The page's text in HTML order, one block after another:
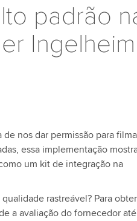
padrão
Ingelheim
nos dar permissão para
essa implementação
um kit de integração na
rastreável? Para obter
a avaliação do fornecedor